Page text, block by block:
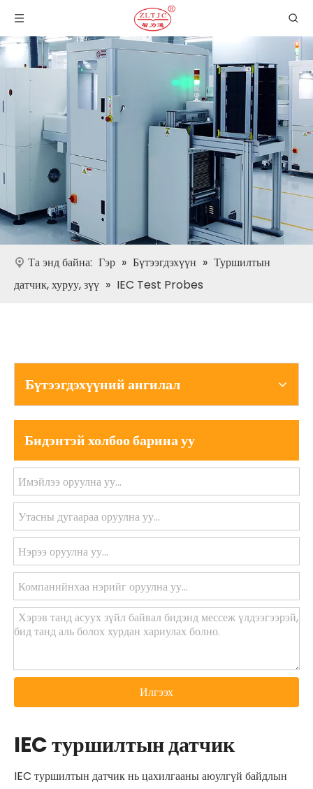
Та энд байна: Гэр » Бүтээгдэхүүн » Туршилтын
датчик, хуруу, зүү » IEC Test Probes
Бүтээгдэхүүний ангилал
Бидэнтэй холбоо барина уу
Илгээх
IEC туршилтын датчик
IEC туршилтын датчик нь цахилгааны аюулгүй байдлын